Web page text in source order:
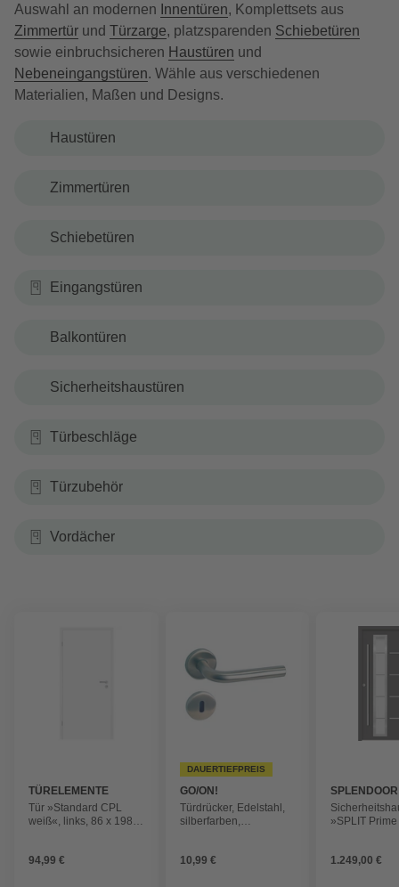
Auswahl an modernen Innentüren, Komplettsets aus
Zimmertür und Türzarge, platzsparenden Schiebetüren
sowie einbruchsicheren Haustüren und
Nebeneingangstüren. Wähle aus verschiedenen
Materialien, Maßen und Designs.
Haustüren
Zimmertüren
Schiebetüren
Eingangstüren
Balkontüren
Sicherheitshaustüren
Türbeschläge
Türzubehör
Vordächer
TÜRELEMENTE
BORNE
Tür »Standard CPL
weiß«, links, 86 x 198,5
94,99 €
DAUERTIEFPREIS
GO/ON!
Türdrücker, Edelstahl,
silberfarben,
10,99 €
SPLENDOOR
»SPLIT
1.249,00 €